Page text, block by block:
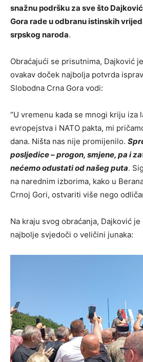
snažnu podršku za sve što
Gora rade u odbranu istinskih
srpskog naroda.
Obraćajući se prisutnima, Dajković
ovakav doček najbolja potvrda
Slobodna Crna Gora vodi:
“U vremenu kada se mnogi kriju iza
evropejstva i NATO pakta, mi
dana. Ništa nas nije promijenilo.
posljedice – progon, smjene, pa i
nećemo odustati od našeg puta.
na narednim izborima, kako u
Crnoj Gori, ostvariti više nego
Na kraju svog obraćanja, Dajković
najbolje svjedoči o veličini junaka: